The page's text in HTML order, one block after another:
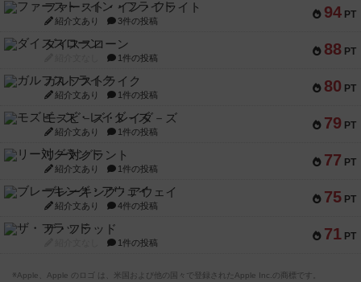
94 PT
ファースト・イン・フライト
紹介文あり 3件の投稿
88 PT
ダイススローン
1件の投稿
80 PT
ガルフストライク
紹介文あり 1件の投稿
79 PT
モズビ－ズ・レイダ－ズ
紹介文あり 1件の投稿
77 PT
リー対グラント
紹介文あり 1件の投稿
75 PT
ブレーキング・アウェイ
紹介文あり 4件の投稿
71 PT
ザ・フラッド
1件の投稿
※Apple、Apple のロゴ は、米国および他の国々で登録されたApple Inc.の商標です。